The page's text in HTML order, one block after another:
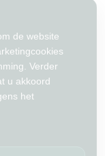
de website
Verder
u akkoord
het